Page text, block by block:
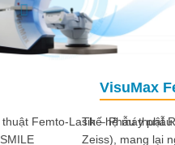
Thế hệ máy phẫu thuật thứ 6